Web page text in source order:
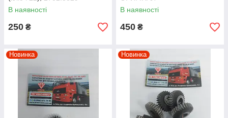
В наявності
250 ₴
В наявності
450 ₴
Новинка Новинка